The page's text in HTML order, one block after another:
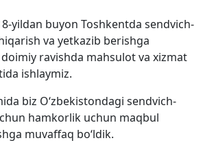
yildan buyon Toshkentda sendvich-
va yetkazib berishga
ravishda mahsulot va xizmat
ishlaymiz.
biz O‘zbekistondagi sendvich-
hamkorlik uchun maqbul
muvaffaq bo‘ldik.